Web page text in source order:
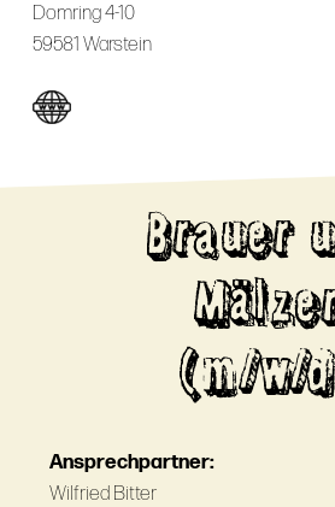
Domring 4-10
59581 Warstein
Brauer
(m/w/
Ansprechpartner:
Wilfried Bitter